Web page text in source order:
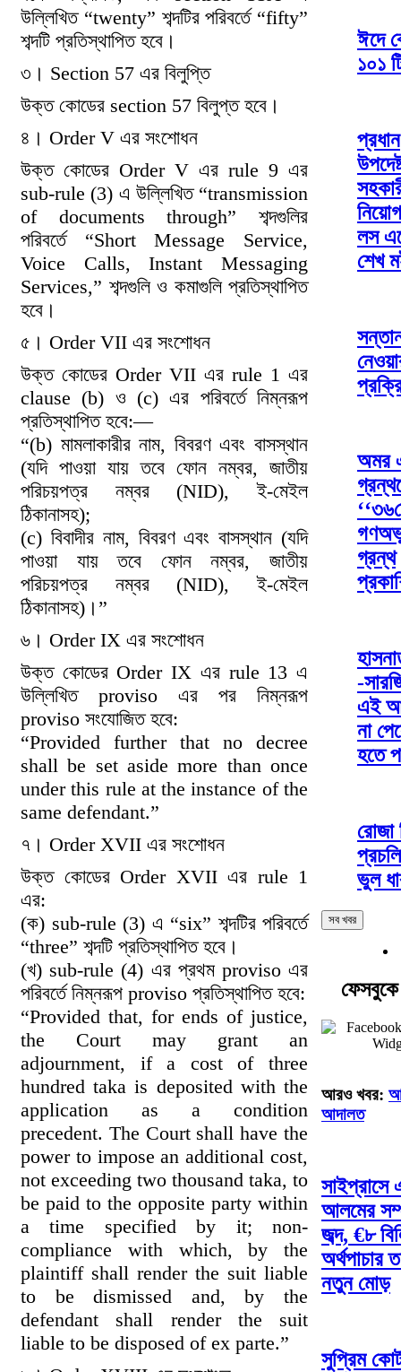
উল্লিখিত “twenty” শব্দটির পরিবর্তে “fifty”
শব্দটি প্রতিস্থাপিত হবে।
৩। Section 57 এর বিলুপ্তি
উক্ত কোডের section 57 বিলুপ্ত হবে।
৪। Order V এর সংশোধন
উক্ত কোডের Order V এর rule 9 এর
sub-rule (3) এ উল্লিখিত “transmission
of documents through” শব্দগুলির
পরিবর্তে “Short Message Service,
Voice Calls, Instant Messaging
Services,” শব্দগুলি ও কমাগুলি প্রতিস্থাপিত
হবে।
৫। Order VII এর সংশোধন
উক্ত কোডের Order VII এর rule 1 এর
clause (b) ও (c) এর পরিবর্তে নিম্নরূপ
প্রতিস্থাপিত হবে:—
“(b) মামলাকারীর নাম, বিবরণ এবং বাসস্থান
(যদি পাওয়া যায় তবে ফোন নম্বর, জাতীয়
পরিচয়পত্র নম্বর (NID), ই-মেইল
ঠিকানাসহ);
(c) বিবাদীর নাম, বিবরণ এবং বাসস্থান (যদি
পাওয়া যায় তবে ফোন নম্বর, জাতীয়
পরিচয়পত্র নম্বর (NID), ই-মেইল
ঠিকানাসহ)।”
৬। Order IX এর সংশোধন
উক্ত কোডের Order IX এর rule 13 এ
উল্লিখিত proviso এর পর নিম্নরূপ
proviso সংযোজিত হবে:
“Provided further that no decree
shall be set aside more than once
under this rule at the instance of the
same defendant.”
৭। Order XVII এর সংশোধন
উক্ত কোডের Order XVII এর rule 1
এর:
(ক) sub-rule (3) এ “six” শব্দটির পরিবর্তে
“three” শব্দটি প্রতিস্থাপিত হবে।
(খ) sub-rule (4) এর প্রথম proviso এর
পরিবর্তে নিম্নরূপ proviso প্রতিস্থাপিত হবে:
“Provided that, for ends of justice,
the Court may grant an
adjournment, if a cost of three
hundred taka is deposited with the
application as a condition
precedent. The Court shall have the
power to impose an additional cost,
not exceeding two thousand taka, to
be paid to the opposite party within
a time specified by it; non-
compliance with which, by the
plaintiff shall render the suit liable
to be dismissed and, by the
defendant shall render the suit
liable to be disposed of ex parte.”
ঈদে
১০১
প্রধান
লস
শেখ
অমর
গ্রন্থ
-
এই
না
হতে
রোজা
ভুল
সব খবর
আরও খবর:
আদালত
সাইপ্রাসে
আলমের
জব্দ, €৮
অর্থপাচার
নতুন মোড়
সুপ্রিম